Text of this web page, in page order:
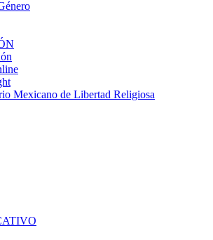
Mexicano de Libertad Religiosa